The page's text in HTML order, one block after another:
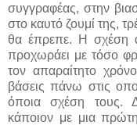
συγγραφέας, στην
στο καυτό ζουμί της,
θα έπρεπε. Η σχέση
προχωράει με τόσο
τον απαραίτητο
βάσεις πάνω στις
όποια σχέση τους.
κάποιον με μια